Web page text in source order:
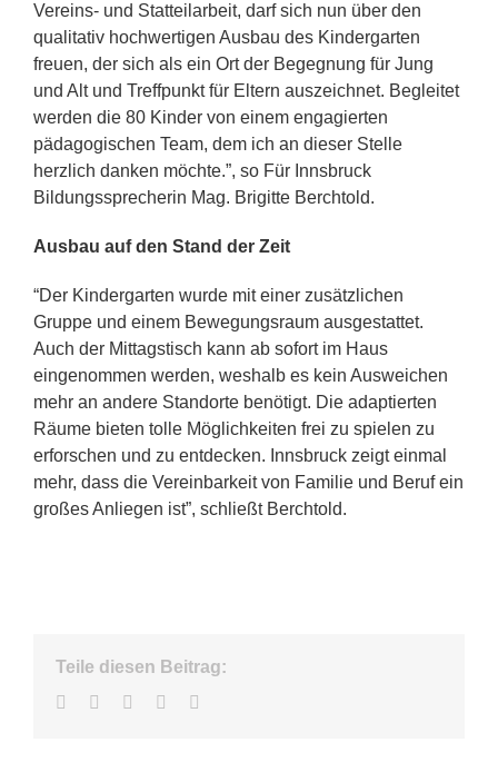
Vereins- und Statteilarbeit, darf sich nun über den
qualitativ hochwertigen Ausbau des Kindergarten
freuen, der sich als ein Ort der Begegnung für Jung
und Alt und Treffpunkt für Eltern auszeichnet. Begleitet
werden die 80 Kinder von einem engagierten
pädagogischen Team, dem ich an dieser Stelle
herzlich danken möchte.”, so Für Innsbruck
Bildungssprecherin Mag. Brigitte Berchtold.
Ausbau auf den Stand der Zeit
“Der Kindergarten wurde mit einer zusätzlichen
Gruppe und einem Bewegungsraum ausgestattet.
Auch der Mittagstisch kann ab sofort im Haus
eingenommen werden, weshalb es kein Ausweichen
mehr an andere Standorte benötigt. Die adaptierten
Räume bieten tolle Möglichkeiten frei zu spielen zu
erforschen und zu entdecken. Innsbruck zeigt einmal
mehr, dass die Vereinbarkeit von Familie und Beruf ein
großes Anliegen ist”, schließt Berchtold.
Teile diesen Beitrag:
Facebook
TwitterLinkedInWhatsApp